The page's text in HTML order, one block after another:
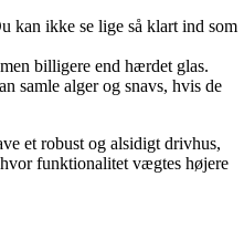
kan ikke se lige så klart ind som
billigere end hærdet glas.
samle alger og snavs, hvis de
et robust og alsidigt drivhus,
funktionalitet vægtes højere